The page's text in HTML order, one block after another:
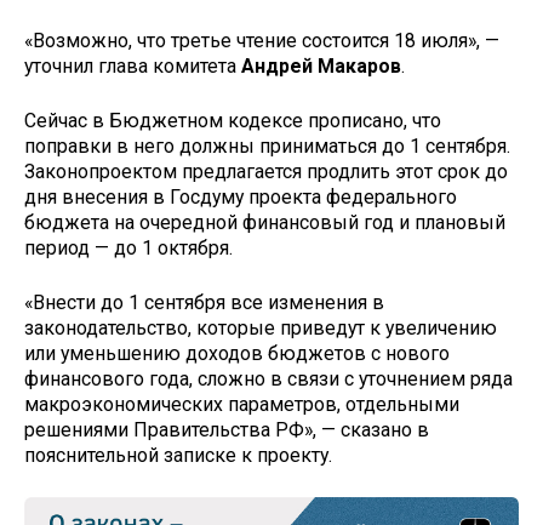
«Возможно, что третье чтение состоится 18 июля», —
уточнил глава комитета Андрей Макаров.
Сейчас в Бюджетном кодексе прописано, что
поправки в него должны приниматься до 1 сентября.
Законопроектом предлагается продлить этот срок до
дня внесения в Госдуму проекта федерального
бюджета на очередной финансовый год и плановый
период — до 1 октября.
«Внести до 1 сентября все изменения в
законодательство, которые приведут к увеличению
или уменьшению доходов бюджетов с нового
финансового года, сложно в связи с уточнением ряда
макроэкономических параметров, отдельными
решениями Правительства РФ», — сказано в
пояснительной записке к проекту.